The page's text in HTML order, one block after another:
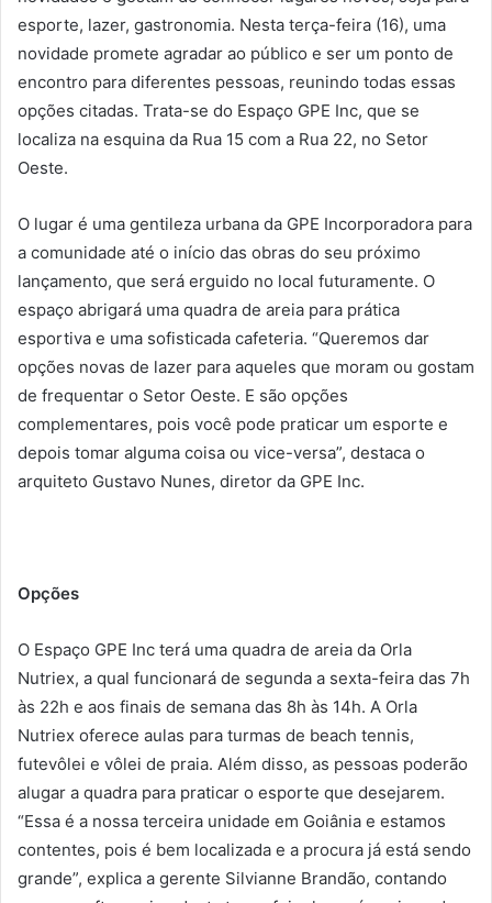
esporte, lazer, gastronomia. Nesta terça-feira (16), uma
novidade promete agradar ao público e ser um ponto de
encontro para diferentes pessoas, reunindo todas essas
opções citadas. Trata-se do Espaço GPE Inc, que se
localiza na esquina da Rua 15 com a Rua 22, no Setor
Oeste.
O lugar é uma gentileza urbana da GPE Incorporadora para
a comunidade até o início das obras do seu próximo
lançamento, que será erguido no local futuramente. O
espaço abrigará uma quadra de areia para prática
esportiva e uma sofisticada cafeteria. “Queremos dar
opções novas de lazer para aqueles que moram ou gostam
de frequentar o Setor Oeste. E são opções
complementares, pois você pode praticar um esporte e
depois tomar alguma coisa ou vice-versa”, destaca o
arquiteto Gustavo Nunes, diretor da GPE Inc.
Opções
O Espaço GPE Inc terá uma quadra de areia da Orla
Nutriex, a qual funcionará de segunda a sexta-feira das 7h
às 22h e aos finais de semana das 8h às 14h. A Orla
Nutriex oferece aulas para turmas de beach tennis,
futevôlei e vôlei de praia. Além disso, as pessoas poderão
alugar a quadra para praticar o esporte que desejarem.
“Essa é a nossa terceira unidade em Goiânia e estamos
contentes, pois é bem localizada e a procura já está sendo
grande”, explica a gerente Silvianne Brandão, contando